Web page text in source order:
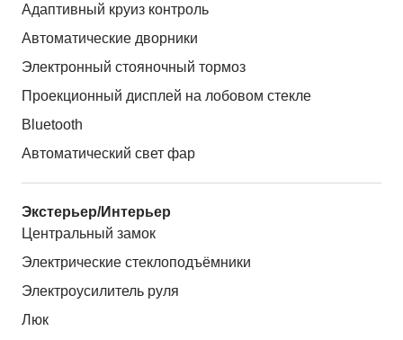
Адаптивный круиз контроль
Автоматические дворники
Электронный стояночный тормоз
Проекционный дисплей на лобовом стекле
Bluetooth
Автоматический свет фар
Экстерьер/Интерьер
Центральный замок
Электрические стеклоподъёмники
Электроусилитель руля
Люк